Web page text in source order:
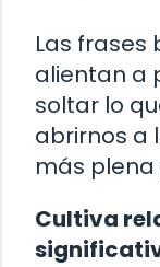
Las frases
alientan a
soltar lo
abrirnos a
más plena
Cultiva